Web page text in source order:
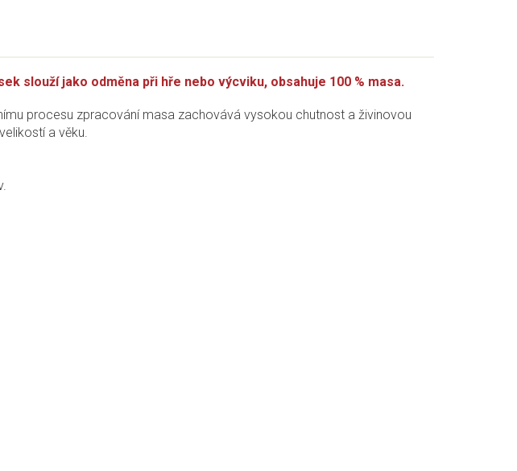
slouží jako odměna při hře nebo výcviku, obsahuje 100 % masa.
procesu zpracování masa zachovává vysokou chutnost a živinovou
a věku.